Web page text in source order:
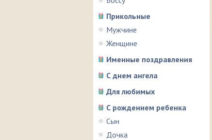
Прикольные
Мужчине
Женщине
Именные поздравления
С днем ангела
Для любимых
С рождением ребенка
Сын
Дочка